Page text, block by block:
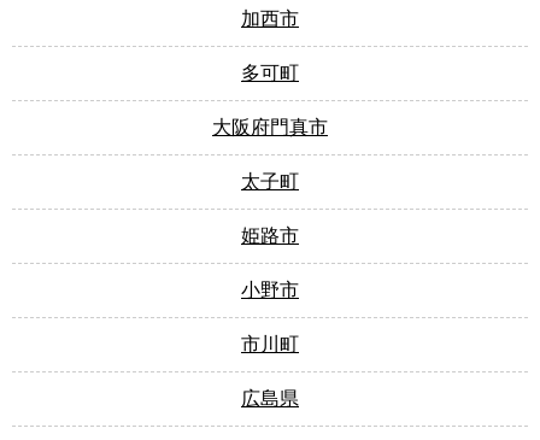
加西市
多可町
大阪府門真市
太子町
姫路市
小野市
市川町
広島県